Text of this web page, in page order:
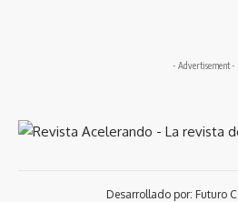
- Advertisement -
Desarrollado por: Futuro